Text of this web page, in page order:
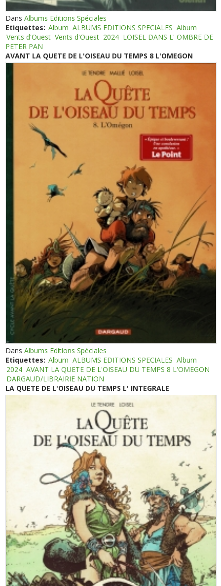
DansAlbums Editions Spéciales
Etiquettes: Album ALBUMS EDITIONS SPECIALES Album
Vents d'Ouest Vents d'Ouest 2024 LOISEL DANS L' OMBRE DE
PETER PAN
AVANT LA QUETE DE L'OISEAU DU TEMPS 8 L'OMEGON
DansAlbums Editions Spéciales
Etiquettes: Album ALBUMS EDITIONS SPECIALES Album
2024 AVANT LA QUETE DE L'OISEAU DU TEMPS 8 L'OMEGON
DARGAUD/LIBRAIRIE NATION
LA QUETE DE L'OISEAU DU TEMPS L' INTEGRALE